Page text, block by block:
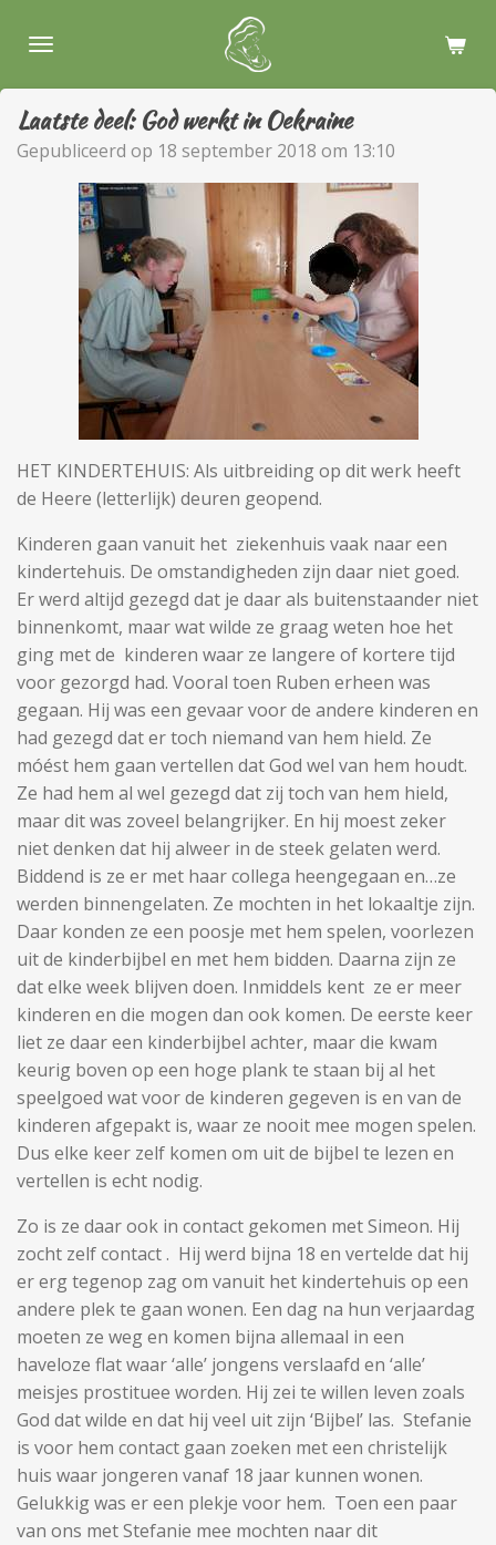
direct
de
hoofdinhoud
Laatste deel: God werkt in Oekraine
Gepubliceerd op 18 september 2018 om 13:10
HET KINDERTEHUIS: Als uitbreiding op dit werk heeft
de Heere (letterlijk) deuren geopend.
Kinderen gaan vanuit het ziekenhuis vaak naar een
kindertehuis. De omstandigheden zijn daar niet goed.
Er werd altijd gezegd dat je daar als buitenstaander niet
binnenkomt, maar wat wilde ze graag weten hoe het
ging met de kinderen waar ze langere of kortere tijd
voor gezorgd had. Vooral toen Ruben erheen was
gegaan. Hij was een gevaar voor de andere kinderen en
had gezegd dat er toch niemand van hem hield. Ze
móést hem gaan vertellen dat God wel van hem houdt.
Ze had hem al wel gezegd dat zij toch van hem hield,
maar dit was zoveel belangrijker. En hij moest zeker
niet denken dat hij alweer in de steek gelaten werd.
Biddend is ze er met haar collega heengegaan en…ze
werden binnengelaten. Ze mochten in het lokaaltje zijn.
Daar konden ze een poosje met hem spelen, voorlezen
uit de kinderbijbel en met hem bidden. Daarna zijn ze
dat elke week blijven doen. Inmiddels kent ze er meer
kinderen en die mogen dan ook komen. De eerste keer
liet ze daar een kinderbijbel achter, maar die kwam
keurig boven op een hoge plank te staan bij al het
speelgoed wat voor de kinderen gegeven is en van de
kinderen afgepakt is, waar ze nooit mee mogen spelen.
Dus elke keer zelf komen om uit de bijbel te lezen en
vertellen is echt nodig.
Zo is ze daar ook in contact gekomen met Simeon. Hij
zocht zelf contact . Hij werd bijna 18 en vertelde dat hij
er erg tegenop zag om vanuit het kindertehuis op een
andere plek te gaan wonen. Een dag na hun verjaardag
moeten ze weg en komen bijna allemaal in een
haveloze flat waar ‘alle’ jongens verslaafd en ‘alle’
meisjes prostituee worden. Hij zei te willen leven zoals
God dat wilde en dat hij veel uit zijn ‘Bijbel’ las. Stefanie
is voor hem contact gaan zoeken met een christelijk
huis waar jongeren vanaf 18 jaar kunnen wonen.
Gelukkig was er een plekje voor hem. Toen een paar
van ons met Stefanie mee mochten naar dit